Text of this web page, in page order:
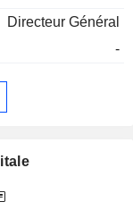
Directeur Général
-